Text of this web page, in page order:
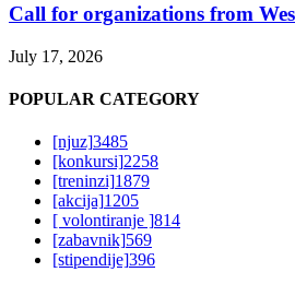
Call for organizations from
July 17, 2026
POPULAR CATEGORY
[njuz]3485
[konkursi]2258
[treninzi]1879
[akcija]1205
[ volontiranje ]814
[zabavnik]569
[stipendije]396